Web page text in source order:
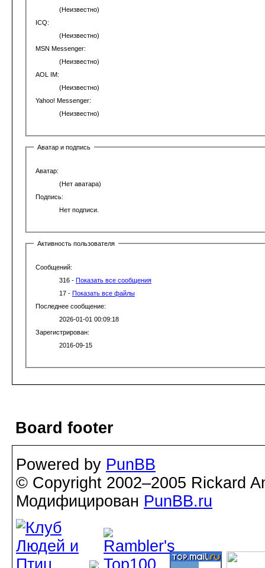
(Неизвестно)
ICQ:
(Неизвестно)
MSN Messenger:
(Неизвестно)
AOL IM:
(Неизвестно)
Yahoo! Messenger:
(Неизвестно)
Аватар и подпись
Аватар:
(Нет аватара)
Подпись:
Нет подписи.
Активность пользователя
Сообщений:
316 - Показать все сообщения
17 - Показать все файлы
Последнее сообщение:
2026-01-01 00:09:18
Зарегистрирован:
2016-09-15
Board footer
Powered by PunBB
© Copyright 2002–2005 Rickard
Модифицирован PunBB.ru